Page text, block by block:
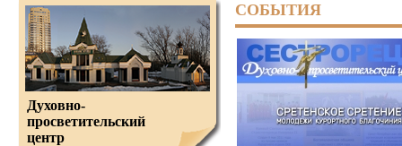
СОБЫТИЯ
Духовно-
просветительский
центр